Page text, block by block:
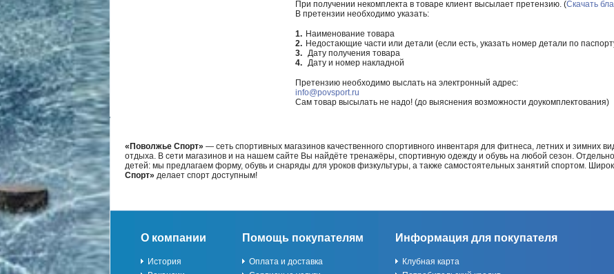
При получении некомплекта в товаре клиент высылает претензию. (Скачать
В претензии необходимо указать:
Наименование товара
Недостающие части или детали (если есть, указать номер детали по
Дату получения товара
Дату и номер накладной
Претензию необходимо выслать на электронный адрес:
info@povsport.ru
Сам товар высылать не надо! (до выяснения возможности доукомплектования)
«Поволжье Спорт» — сеть спортивных магазинов качественного спортивного инвентаря для фитнеса, летних и зимних
отдыха. В сети магазинов и на нашем сайте Вы найдёте тренажёры, спортивную одежду и обувь на любой сезон.
детей: мы предлагаем форму, обувь и снаряды для уроков физкультуры, а также самостоятельных занятий спортом.
Спорт» делает спорт доступным!
О компании
История
Помощь покупателям
Оплата и доставка
Информация для покупателя
Клубная карта